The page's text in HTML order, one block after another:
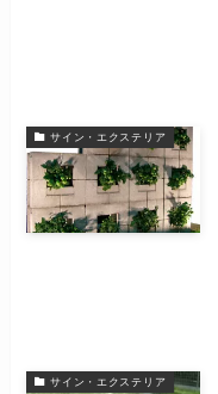
サイン・エクステリア
サイン・エクステリア